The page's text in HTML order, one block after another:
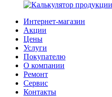
Интернет-магазин
Акции
Цены
Услуги
Покупателю
О компании
Ремонт
Сервис
Контакты